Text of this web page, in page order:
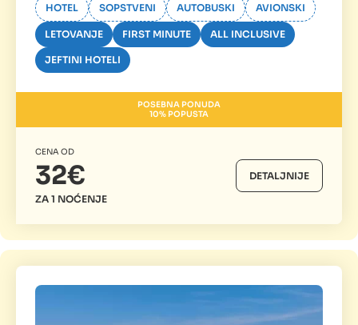
HOTEL SOPSTVENI AUTOBUSKI AVIONSKI
LETOVANJE FIRST MINUTE ALL INCLUSIVE
JEFTINI HOTELI
POSEBNA PONUDA
10% POPUSTA
CENA OD
32€
ZA 1 NOĆENJE
DETALJNIJE